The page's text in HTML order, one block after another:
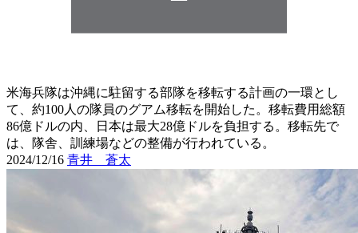
米海兵隊は沖縄に駐留する部隊を移転する計画の一環とし
て、約100人の隊員のグアム移転を開始した。移転費用総額
86億ドルの内、日本は最大28億ドルを負担する。移転先で
は、隊舎、訓練場などの整備が行われている。
2024/12/16 青井 蒼太